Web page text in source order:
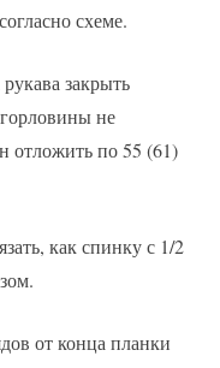
схеме.
закрыть
не
отложить по 55 (61)
как спинку с 1/2
от конца планки